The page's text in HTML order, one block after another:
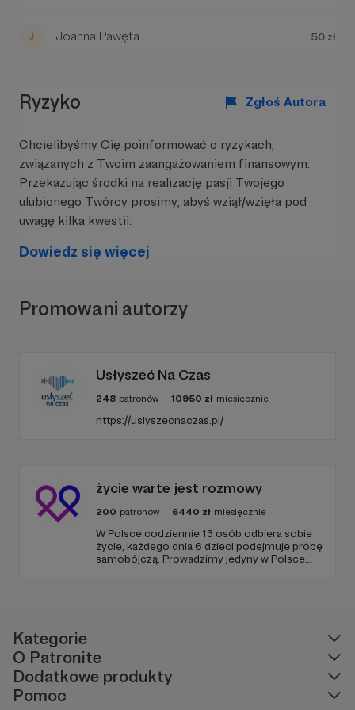
potrzebie.Joanna Pawęta 50 zł
Ryzyko Zgłoś Autora
Chcielibyśmy Cię poinformować o ryzykach,
związanych z Twoim zaangażowaniem finansowym.
Przekazując środki na realizację pasji Twojego
ulubionego Twórcy prosimy, abyś wziął/wzięła pod
uwagę kilka kwestii.
Dowiedz się więcej
Promowani autorzy
Usłyszeć Na Czas
248 patronów 10950 zł miesięcznie
https://uslyszecnaczas.pl/
życie warte jest rozmowy
200 patronów 6440 zł miesięcznie
W Polsce codziennie 13 osób odbiera sobie
życie, każdego dnia 6 dzieci podejmuje próbę
samobójczą. Prowadzimy jedyny w Polsce
Kategorie
O Patronite
Dodatkowe produkty
Pomoc